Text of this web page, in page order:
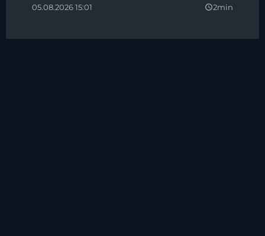
05.08.2026 15:01 query_builder2min